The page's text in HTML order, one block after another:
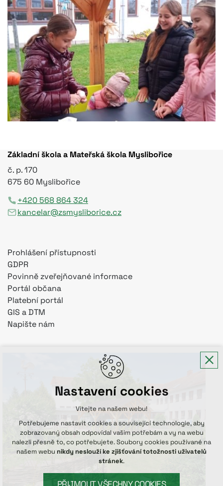
Základní škola a Mateřská škola Myslibořice
č. p. 170
675 60 Myslibořice
+420 568 864 324
kancelar@zsmysliborice.cz
Prohlášení přístupnosti
GDPR
Povinně zveřejňované informace
Portál občana
Platební portál
GIS a DTM
Napište nám
Nastavení cookies
Vítejte na našem webu!
Potřebujeme nastavit cookies a související technologie, aby
zobrazovaný obsah odpovídal vašim potřebám a vy na webu
nalezli přesně to, co potřebujete. Soubory cookies používané na
našem webu nikdy neslouží ke zjišťování totožnosti uživatelů
stránek.
PŘIJMOUT VŠECHNY COOKIES